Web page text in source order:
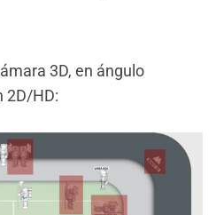
3D, en ángulo
2D/HD: